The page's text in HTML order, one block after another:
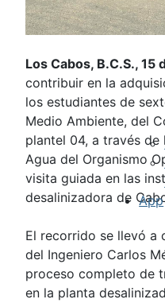
App
Los Cabos, B.C.S.,
contribuir en la
los estudiantes de
Medio Ambiente, del
plantel 04, a través
Agua del Organismo
visita guiada en las
desalinizadora de
El recorrido se llevó a
del Ingeniero Carlos
proceso completo de
en la planta